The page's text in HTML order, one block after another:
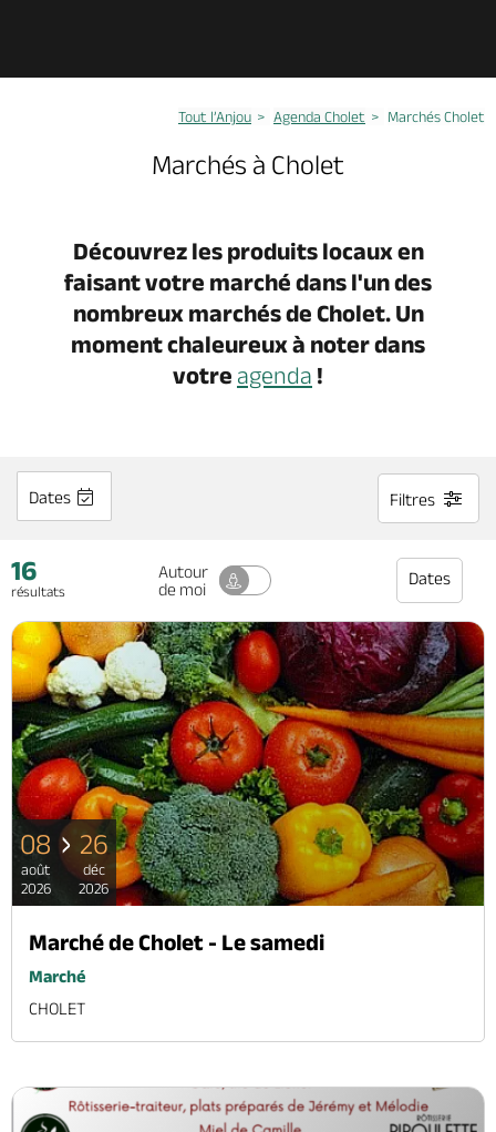
Dormir, manger
Séjours, cadeaux
Brochures & Cartes Offices de tourisme Ecrivez-nous
Tout l’Anjou Agenda Cholet Marchés Cholet
Marchés à Cholet
Découvrez les produits locaux en
faisant votre marché dans l'un des
nombreux marchés de Cholet. Un
moment chaleureux à noter dans
votre agenda !
Dates Filtres
16
résultats
Autour
de moi
Dates
08
août
2026
26
déc
2026
Marché de Cholet - Le samedi
Marché
CHOLET